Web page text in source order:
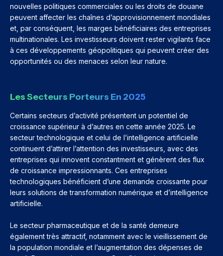
nouvelles politiques commerciales ou les droits de douane
peuvent affecter les chaînes d’approvisionnement mondiales
et, par conséquent, les marges bénéficiaires des entreprises
multinationales. Les investisseurs doivent rester vigilants face
à ces développements géopolitiques qui peuvent créer des
opportunités ou des menaces selon leur nature.
Les Secteurs Porteurs En 2025
Certains secteurs d’activité présentent un potentiel de
croissance supérieur à d’autres en cette année 2025. Le
secteur technologique et celui de l’intelligence artificielle
continuent d’attirer l’attention des investisseurs, avec des
entreprises qui innovent constantment et génèrent des flux
de croissance impressionnants. Ces entreprises
technologiques bénéficient d’une demande croissante pour
leurs solutions de transformation numérique et d’intelligence
artificielle.
Le secteur pharmaceutique et de la santé demeure
également très attractif, notamment avec le vieillissement de
la population mondiale et l’augmentation des dépenses de